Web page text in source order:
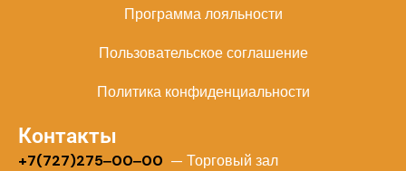
Программа лояльности
Пользовательское соглашение
Политика конфиденциальности
Контакты
+7(727)275‒00‒00 — Торговый зал